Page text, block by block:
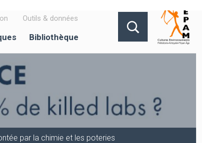
Outils & données
Bibliothèque
par la chimie et les poteries